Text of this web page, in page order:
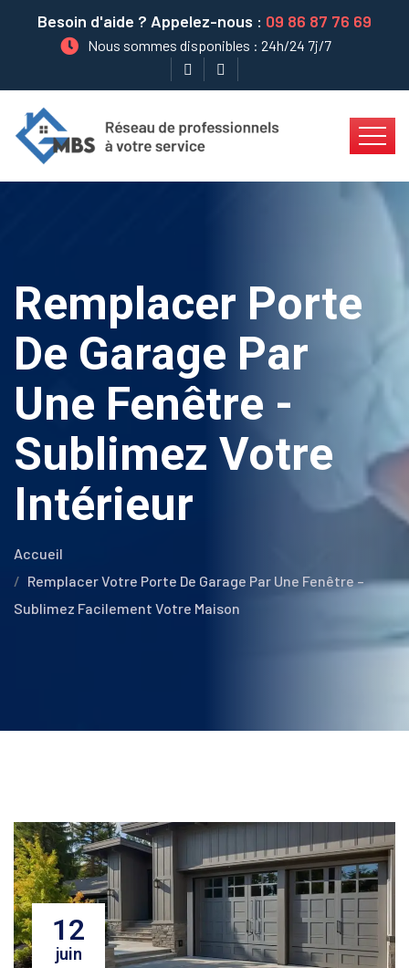
Besoin d'aide ? Appelez-nous : 09 86 87 76 69
Nous sommes disponibles : 24h/24 7j/7
Remplacer Porte
De Garage Par
Une Fenêtre -
Sublimez Votre
Intérieur
Accueil
Remplacer Votre Porte De Garage Par Une Fenêtre –
Sublimez Facilement Votre Maison
12
juin